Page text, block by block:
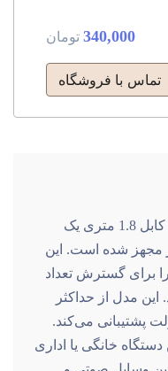
340,000 تومان
تماس با فروشگاه
یک
کارآمد است که به 4 پریز مجهز شده است. این
برای گسترش تعداد
مدل از حداکثر
16 آمپر و ولتاژ اسمی 250 ولت پشتیبانی می‌کند.
خانگی یا اداری